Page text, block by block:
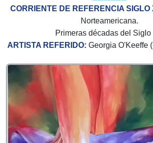
CORRIENTE DE REFERENCIA SIGLO
Norteamericana.
Primeras décadas del Siglo
ARTISTA REFERIDO: Georgia O'Keeffe